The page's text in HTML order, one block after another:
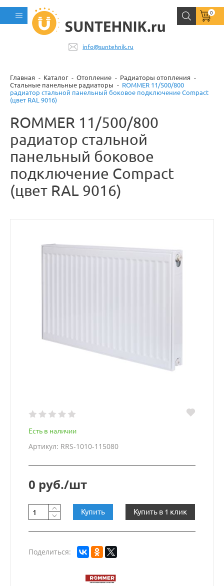
info@suntehnik.ru
0
Главная Каталог Отопление
Радиаторы отопления
Стальные панельные радиаторы
ROMMER 11/500/800
радиатор стальной панельный боковое подключение Compact
(цвет RAL 9016)
ROMMER 11/500/800
радиатор стальной
панельный боковое
подключение Compact
(цвет RAL 9016)
Есть в наличии
Артикул: RRS-1010-115080
0 руб./шт
Купить Купить в 1 клик
Поделиться: